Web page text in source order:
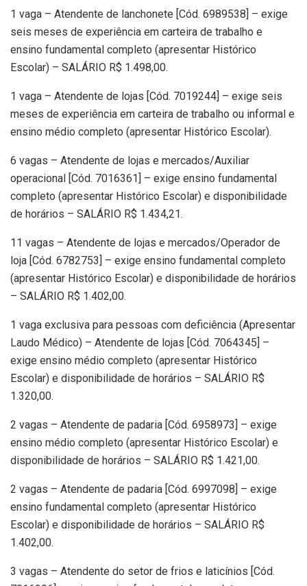
1 vaga – Atendente de lanchonete [Cód. 6989538] – exige
seis meses de experiência em carteira de trabalho e
ensino fundamental completo (apresentar Histórico
Escolar) – SALÁRIO R$ 1.498,00.
1 vaga – Atendente de lojas [Cód. 7019244] – exige seis
meses de experiência em carteira de trabalho ou informal e
ensino médio completo (apresentar Histórico Escolar).
6 vagas – Atendente de lojas e mercados/Auxiliar
operacional [Cód. 7016361] – exige ensino fundamental
completo (apresentar Histórico Escolar) e disponibilidade
de horários – SALÁRIO R$ 1.434,21.
11 vagas – Atendente de lojas e mercados/Operador de
loja [Cód. 6782753] – exige ensino fundamental completo
(apresentar Histórico Escolar) e disponibilidade de horários
– SALÁRIO R$ 1.402,00.
1 vaga exclusiva para pessoas com deficiência (Apresentar
Laudo Médico) – Atendente de lojas [Cód. 7064345] –
exige ensino médio completo (apresentar Histórico
Escolar) e disponibilidade de horários – SALÁRIO R$
1.320,00.
2 vagas – Atendente de padaria [Cód. 6958973] – exige
ensino médio completo (apresentar Histórico Escolar) e
disponibilidade de horários – SALÁRIO R$ 1.421,00.
2 vagas – Atendente de padaria [Cód. 6997098] – exige
ensino fundamental completo (apresentar Histórico
Escolar) e disponibilidade de horários – SALÁRIO R$
1.402,00.
3 vagas – Atendente do setor de frios e laticínios [Cód.